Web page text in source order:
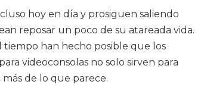
hoy en día y prosiguen saliendo
reposar un poco de su atareada vida.
tiempo han hecho posible que los
videoconsolas no solo sirven para
de lo que parece.